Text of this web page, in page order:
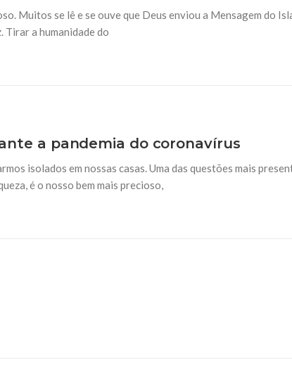
mobilizado a comunidade
25 DE SETEMBRO
Por Ahmed Ismail
sistema
Muitos se lê e se ouve que Deus enviou a Mensagem do
Tirar a humanidade do
a pandemia do coronavírus
isolados em nossas casas. Uma das questões mais
é o nosso bem mais precioso,